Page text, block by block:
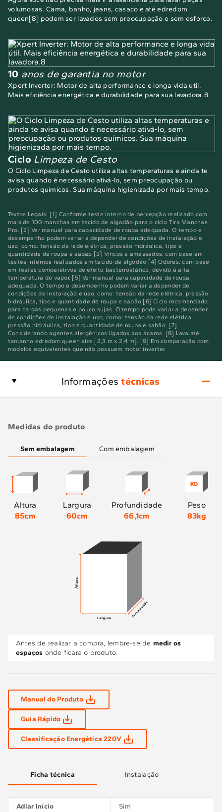
volumosas. Cama, banho, jeans, casaco e até edredom
queen[8] podem ser lavados sem preocupação e sem esforço.
10 anos de garantia no motor
Xpert Inverter: Motor de alta performance e longa vida útil.
Mais eficiência energética e durabilidade para sua lavadora.8
Ciclo Limpeza de Cesto
O Ciclo Limpeza de Cesto utiliza altas temperaturas e ainda te
avisa quando é necessário ativá-lo, sem preocupação ou
produtos químicos. Sua máquina higienizada por mais tempo.
Textos Legais: [1] Conforme teste interno de percepção realizado com
mais de 100 manchas em tecido de algodão para o ciclo Tira Manchas
Pro. [2] Ver manual para capacidade de roupa adequada. O tempo e
desempenho podem variar a depender de condições de instalação e
uso, como: tensão da rede elétrica, pressão hidráulica, tipo e
quantidade de roupa e sabão [3] Vincos e amassados: com base em
testes internos realizados em tecido de algodão [4] Odores: com base
em testes comparativos de efeito bacteriostático, devido à alta
temperatura do vapor. [5] Ver manual para capacidade de roupa
adequada. O tempo e desempenho podem variar a depender de
condições de instalação e uso, como: tensão da rede elétrica, pressão
hidráulica, tipo e quantidade de roupa e sabão [6] Ciclo recomendado
para cargas pequenas e pouco sujas. O tempo pode variar a depender
de condições de instalação e uso, como: tensão da rede elétrica,
pressão hidráulica, tipo e quantidade de roupa e sabão. [7]
Considerando agentes alergênicos ligados aos ácaros. [8] Lava até
tamanho edredom queen size [2,3 m x 2,4 m]. [9] Em comparação com
modelos equivalentes que não possuem motor inverter.
Informaçõestécnicas
Medidas do produto
Sem embalagem Com embalagem
Altura
85cm
Largura
60cm
Profundidade
66,1cm
Peso
83kg
Antes de realizar a compra, lembre-se de medir os
espaços onde ficará o produto.
Manual do Produto
Guia Rápido
Classificação Energética 220V
Ficha técnica Instalação
Adiar Início Sim